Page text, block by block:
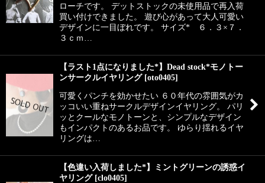
ローチです。 デットストックの未使用品で再入荷
買い付けできました。 遊び心があって大人可愛い
デザインに一目ぼれです。 サイズ* ６．３×７．
３ｃｍ…
【ラスト1点になりました*】Dead stock*モノトー
ンサークルイヤリング [oto0405]
可愛くパンチを効かせたい ６０年代の雰囲気がカ
ッコいい重ねサークルデザインイヤリング。 パリ
ッとクールなモノトーンと、シンプルなデザイン
もインパクトのあるお品です。 ゆらり揺れるイヤ
リングは…
【色違い入荷しました*】ミントグリーンの誘惑イ
ヤリング [clo0405]